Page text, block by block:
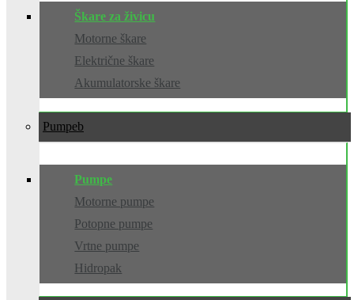
Škare za živicu
Motorne škare
Električne škare
Akumulatorske škare
Pumpe
Pumpe
Motorne pumpe
Potopne pumpe
Vrtne pumpe
Hidropak